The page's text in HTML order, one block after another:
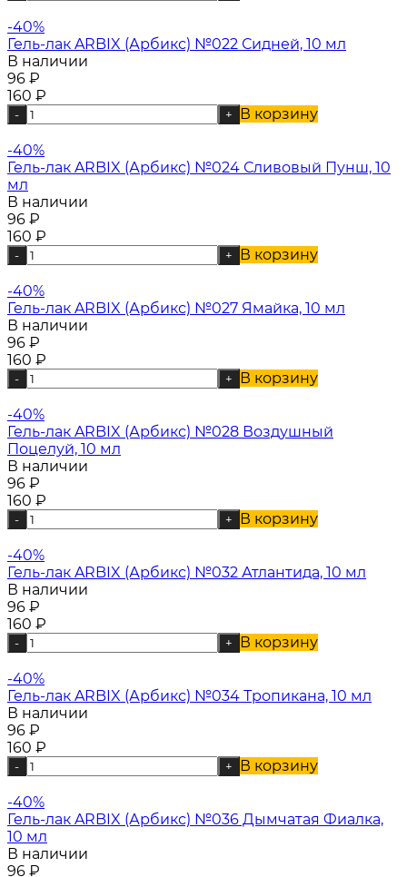
-40%
Гель-лак ARBIX (Арбикс) №022 Сидней, 10 мл
В наличии
96 ₽
160 ₽
- + В корзину
-40%
Гель-лак ARBIX (Арбикс) №024 Сливовый Пунш, 10
мл
В наличии
96 ₽
160 ₽
- + В корзину
-40%
Гель-лак ARBIX (Арбикс) №027 Ямайка, 10 мл
В наличии
96 ₽
160 ₽
- + В корзину
-40%
Гель-лак ARBIX (Арбикс) №028 Воздушный
Поцелуй, 10 мл
В наличии
96 ₽
160 ₽
- + В корзину
-40%
Гель-лак ARBIX (Арбикс) №032 Атлантида, 10 мл
В наличии
96 ₽
160 ₽
- + В корзину
-40%
Гель-лак ARBIX (Арбикс) №034 Тропикана, 10 мл
В наличии
96 ₽
160 ₽
- + В корзину
-40%
Гель-лак ARBIX (Арбикс) №036 Дымчатая Фиалка,
10 мл
В наличии
96 ₽